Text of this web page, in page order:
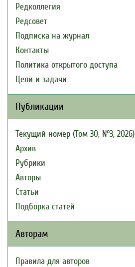
Редколлегия
Редсовет
Подписка на журнал
Контакты
Политика открытого доступа
Цели и задачи
Публикации
Текущий номер (Том 30, №3, 2026)
Архив
Рубрики
Авторы
Статьи
Подборка статей
Авторам
Правила для авторов